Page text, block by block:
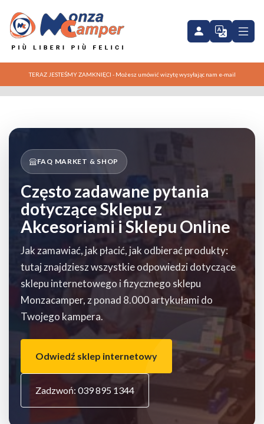
TERAZ JESTEŚMY ZAMKNIĘCI - Możesz umówić wizytę wysyłając nam e-mail
FAQ MARKET & SHOP
Często zadawane pytania
dotycząceSklepu z
Akcesoriami i Sklepu Online
Jak zamawiać, jak płacić, jak odbierać produkty:
tutaj znajdziesz wszystkie odpowiedzi dotyczące
sklepu internetowego i fizycznego sklepu
Monzacamper, z ponad 8.000 artykułami do
Twojego kampera.
Odwiedź sklep internetowy
Zadzwoń: 039 895 1344